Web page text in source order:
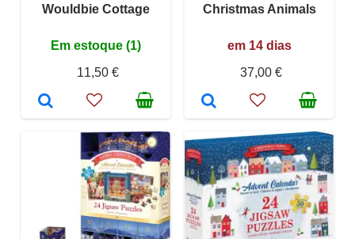
Wouldbie Cottage
Em estoque (1)
11,50 €
Christmas Animals
em 14 dias
37,00 €